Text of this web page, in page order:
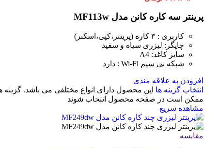
پرینتر سه کاره کانن مدل MF113w
کاربری : ۳ کاره (پرینتر،کپی،اسکنر)
چاپگر: لیزری سیاه و سفید
سایز کاغذ: A4
شبکه بی سیم Wi-Fi : دارد
افزودن به علاقه مندی
انتخاب گزینه ها این محصول دارای انواع مختلفی می باشد. گزینه
ممکن است در صفحه محصول انتخاب شوند
مشاهده سریع
مقایسه